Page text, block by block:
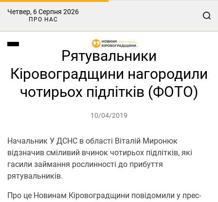
Четвер, 6 Серпня 2026
ПРО НАС
Рятувальники
Кіровоградщини нагородили
чотирьох підлітків (ФОТО)
10/04/2019
Начальник У ДСНС в області Віталій Миронюк
відзначив сміливий вчинок чотирьох підлітків, які
гасили займання рослинності до прибуття
рятувальників.
Про це Новинам Кіровоградщини повідомили у прес-